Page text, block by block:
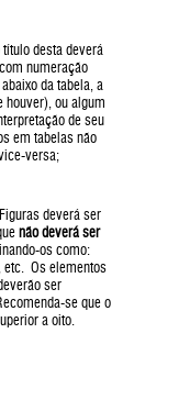
desta deverá
numeração
da tabela, a
houver), ou algum
de seu
em tabelas não
versa;
deverá ser
não deverá ser
os como:
etc. Os elementos
ser
se que o
a oito.